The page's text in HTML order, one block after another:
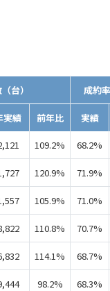
台） 成約
実績 前年比 実績
109.2% 68.2%
120.9% 71.9%
105.9% 71.0%
110.8% 70.7%
114.1% 68.7%
98.2% 68.3%